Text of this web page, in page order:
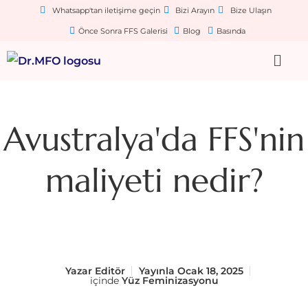
Whatsapp'tan iletişime geçin Bizi Arayın Bize Ulaşın
Önce Sonra FFS Galerisi Blog Basında
Avustralya'da FFS'nin
maliyeti nedir?
YazarEditör Yayınla Ocak 18, 2025
içinde Yüz Feminizasyonu